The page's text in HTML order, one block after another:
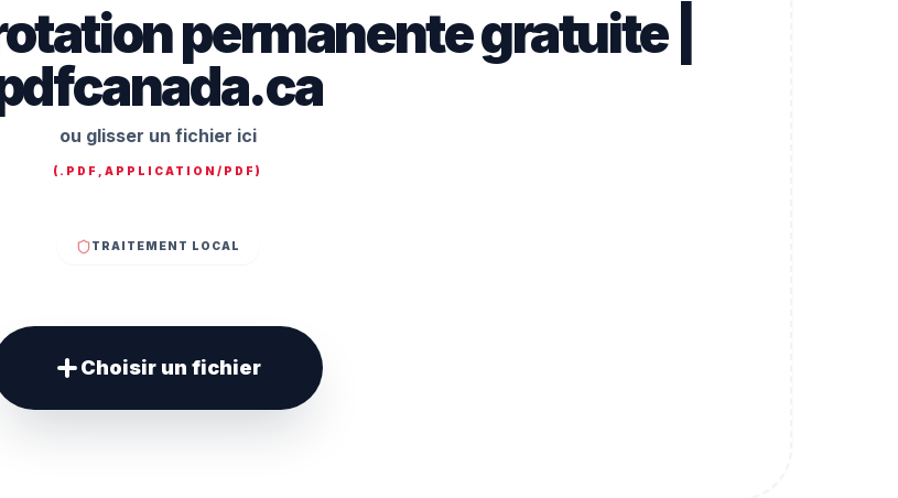
permanente gratuite |
ou glisser un fichier ici
( .PDF,APPLICATION/PDF )
TRAITEMENT LOCAL
Choisir un fichier